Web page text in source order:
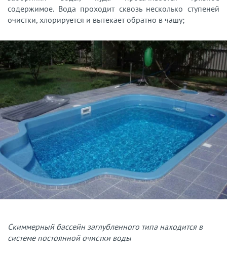
содержимое. Вода проходит сквозь несколько ступеней
очистки, хлорируется и вытекает обратно в чашу;
Скиммерный бассейн заглубленного типа находится в
системе постоянной очистки воды